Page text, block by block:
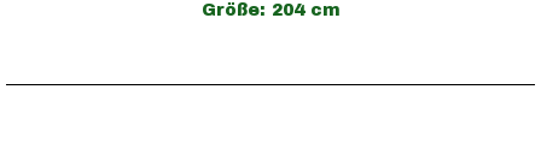
Größe: 204 cm